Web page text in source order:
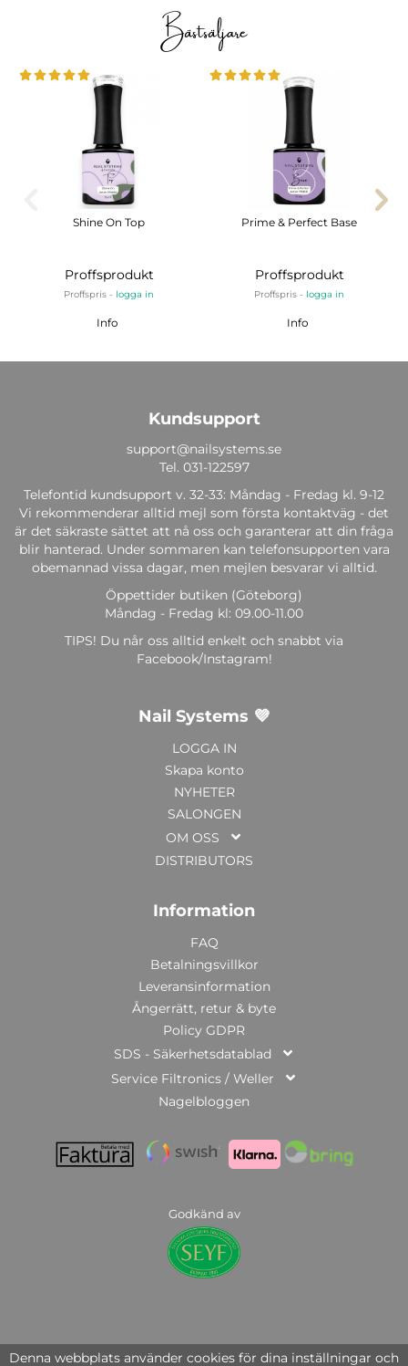
Bästsäljare
Shine On Top
Proffsprodukt
Proffspris - logga in
Info
Prime & Perfect Base
Proffsprodukt
Proffspris - logga in
Info
Kundsupport
support@nailsystems.se
Tel. 031-122597
Telefontid kundsupport v. 32-33: Måndag - Fredag kl. 9-12
Vi rekommenderar alltid mejl som första kontaktväg - det
är det säkraste sättet att nå oss och garanterar att din fråga
blir hanterad. Under sommaren kan telefonsupporten vara
obemannad vissa dagar, men mejlen besvarar vi alltid.
Öppettider butiken (Göteborg)
Måndag - Fredag kl: 09.00-11.00
TIPS! Du når oss alltid enkelt och snabbt via
Facebook/Instagram!
Nail Systems 💜
LOGGA IN
Skapa konto
NYHETER
SALONGEN
OM OSS
DISTRIBUTORS
Information
FAQ
Betalningsvillkor
Leveransinformation
Ångerrätt, retur & byte
Policy GDPR
SDS - Säkerhetsdatablad
Service Filtronics / Weller
Nagelbloggen
Godkänd av
© Copyright 2025 | Nail Systems of Sweden AB | org.nr: 559446-3951
Denna webbplats använder cookies för dina inställningar och